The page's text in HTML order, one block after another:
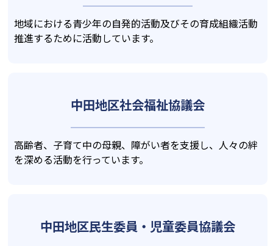
地域における青少年の自発的活動及びその育成組織活動
推進するために活動しています。
中田地区社会福祉協議会
高齢者、子育て中の母親、障がい者を支援し、人々の絆
を深める活動を行っています。
中田地区民生委員・ 児童委員協議会